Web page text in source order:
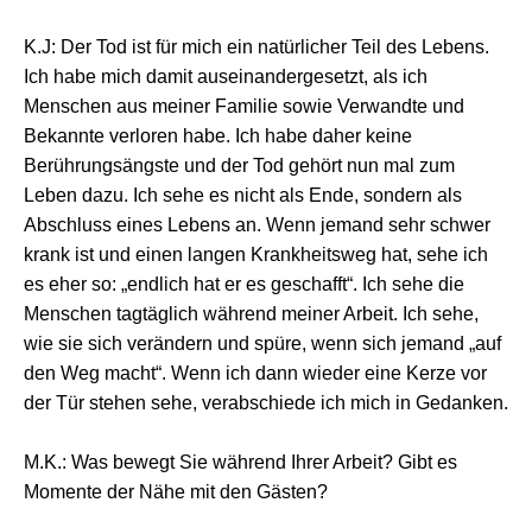
K.J: Der Tod ist für mich ein natürlicher Teil des Lebens.
Ich habe mich damit auseinandergesetzt, als ich
Menschen aus meiner Familie sowie Verwandte und
Bekannte verloren habe. Ich habe daher keine
Berührungsängste und der Tod gehört nun mal zum
Leben dazu. Ich sehe es nicht als Ende, sondern als
Abschluss eines Lebens an. Wenn jemand sehr schwer
krank ist und einen langen Krankheitsweg hat, sehe ich
es eher so: „endlich hat er es geschafft“. Ich sehe die
Menschen tagtäglich während meiner Arbeit. Ich sehe,
wie sie sich verändern und spüre, wenn sich jemand „auf
den Weg macht“. Wenn ich dann wieder eine Kerze vor
der Tür stehen sehe, verabschiede ich mich in Gedanken.
M.K.: Was bewegt Sie während Ihrer Arbeit? Gibt es
Momente der Nähe mit den Gästen?